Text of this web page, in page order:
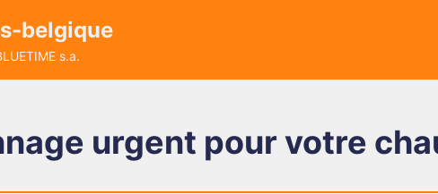
belgique
s.a.
urgent pour votre